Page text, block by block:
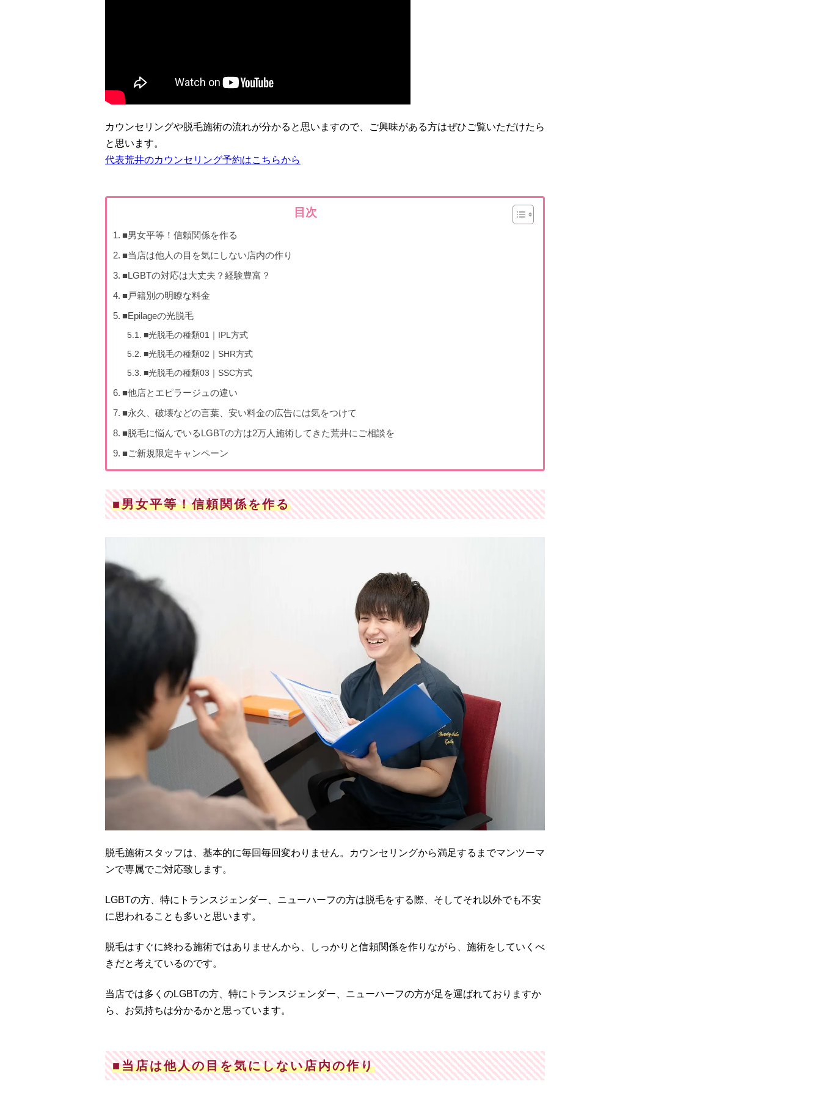
カウンセリングや脱毛施術の流れが分かると思いますので、ご興味がある方はぜひご覧いただけたら
と思います。
代表荒井のカウンセリング予約はこちらから
目次
■男女平等！信頼関係を作る
■当店は他人の目を気にしない店内の作り
■LGBTの対応は大丈夫？経験豊富？
■戸籍別の明瞭な料金
■Epilageの光脱毛
■光脱毛の種類01｜IPL方式
■光脱毛の種類02｜SHR方式
■光脱毛の種類03｜SSC方式
■他店とエピラージュの違い
■永久、破壊などの言葉、安い料金の広告には気をつけて
■脱毛に悩んでいるLGBTの方は2万人施術してきた荒井にご相談を
■ご新規限定キャンペーン
■男女平等！信頼関係を作る
脱毛施術スタッフは、基本的に毎回毎回変わりません。カウンセリングから満足するまでマンツーマ
ンで専属でご対応致します。
LGBTの方、特にトランスジェンダー、ニューハーフの方は脱毛をする際、そしてそれ以外でも不安
に思われることも多いと思います。
脱毛はすぐに終わる施術ではありませんから、しっかりと信頼関係を作りながら、施術をしていくべ
きだと考えているのです。
当店では多くのLGBTの方、特にトランスジェンダー、ニューハーフの方が足を運ばれておりますか
ら、お気持ちは分かるかと思っています。
■当店は他人の目を気にしない店内の作り